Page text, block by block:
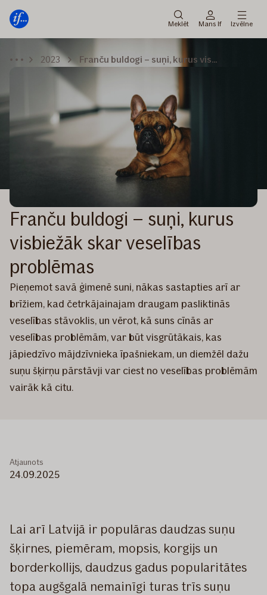
izvēlne
Meklēt Mans If Izvēlne
2023 Franču buldogi – suņi, kurus visbiežāk skar veselības problēmas
Franču buldogi – suņi, kurus
visbiežāk skar veselības
problēmas
Pieņemot savā ģimenē suni, nākas sastapties arī ar
brīžiem, kad četrkājainajam draugam pasliktinās
veselības stāvoklis, un vērot, kā suns cīnās ar
veselības problēmām, var būt visgrūtākais, kas
jāpiedzīvo mājdzīvnieka īpašniekam, un diemžēl dažu
suņu šķirņu pārstāvji var ciest no veselības problēmām
vairāk kā citu.
Atjaunots
24.09.2025
Lai arī Latvijā ir populāras daudzas suņu
šķirnes, piemēram, mopsis, korgijs un
borderkollijs, daudzus gadus popularitātes
topa augšgalā nemainīgi turas trīs suņu